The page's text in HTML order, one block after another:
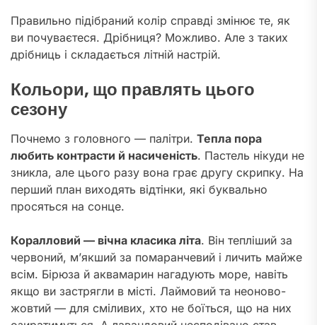
Правильно підібраний колір справді змінює те, як
ви почуваєтеся. Дрібниця? Можливо. Але з таких
дрібниць і складається літній настрій.
Кольори, що правлять цього
сезону
Почнемо з головного — палітри. Тепла пора
любить контрасти й насиченість. Пастель нікуди не
зникла, але цього разу вона грає другу скрипку. На
перший план виходять відтінки, які буквально
просяться на сонце.
Коралловий — вічна класика літа. Він тепліший за
червоний, м’якший за помаранчевий і личить майже
всім. Бірюза й аквамарин нагадують море, навіть
якщо ви застрягли в місті. Лаймовий та неоново-
жовтий — для сміливих, хто не боїться, що на них